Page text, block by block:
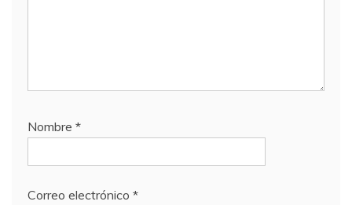
Nombre *
Correo electrónico *